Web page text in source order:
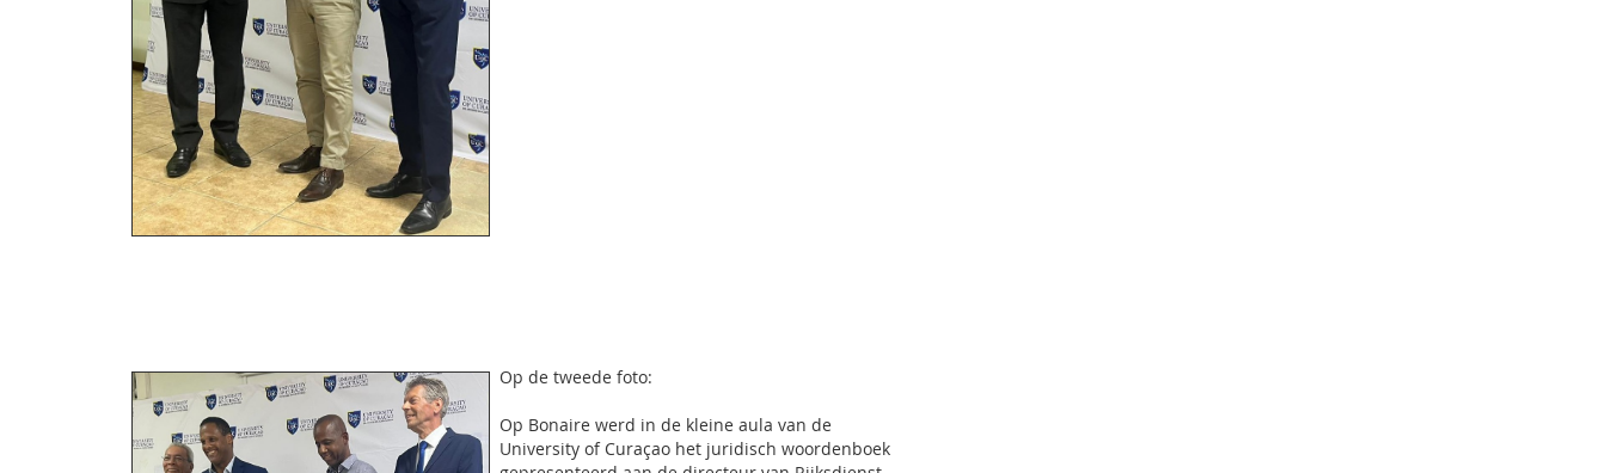
Op de tweede foto:
Op Bonaire werd in de kleine aula van de
University of Curaçao het juridisch woordenboek